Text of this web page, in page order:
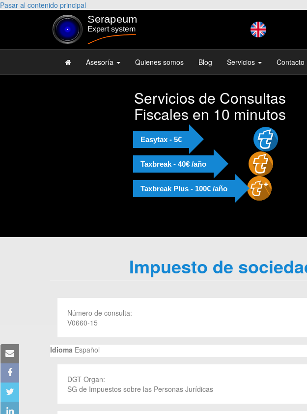
Pasar al contenido principal
Asesoría Quienes somos Blog Servicios Contacto
Servicios de Consultas
Fiscales en 10 minutos
Easytax - 5€
Taxbreak - 40€ /año
Taxbreak Plus - 100€ /año
Impuesto de
Número de consulta:
V0660-15
Idioma Español
DGT Organ:
SG de Impuestos sobre las Personas Jurídicas